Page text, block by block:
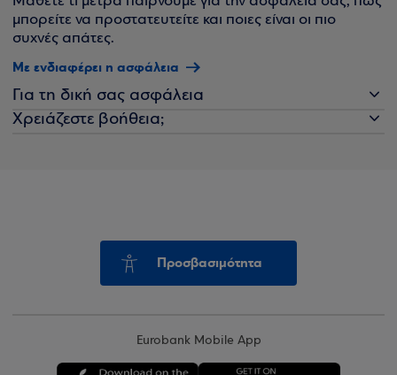
μπορείτε να προστατευτείτε και ποιες είναι οι πιο
συχνές απάτες.
Με ενδιαφέρει η ασφάλεια
Για τη δική σας ασφάλεια
Χρειάζεστε βοήθεια;
Προσβασιμότητα
Eurobank Mobile App